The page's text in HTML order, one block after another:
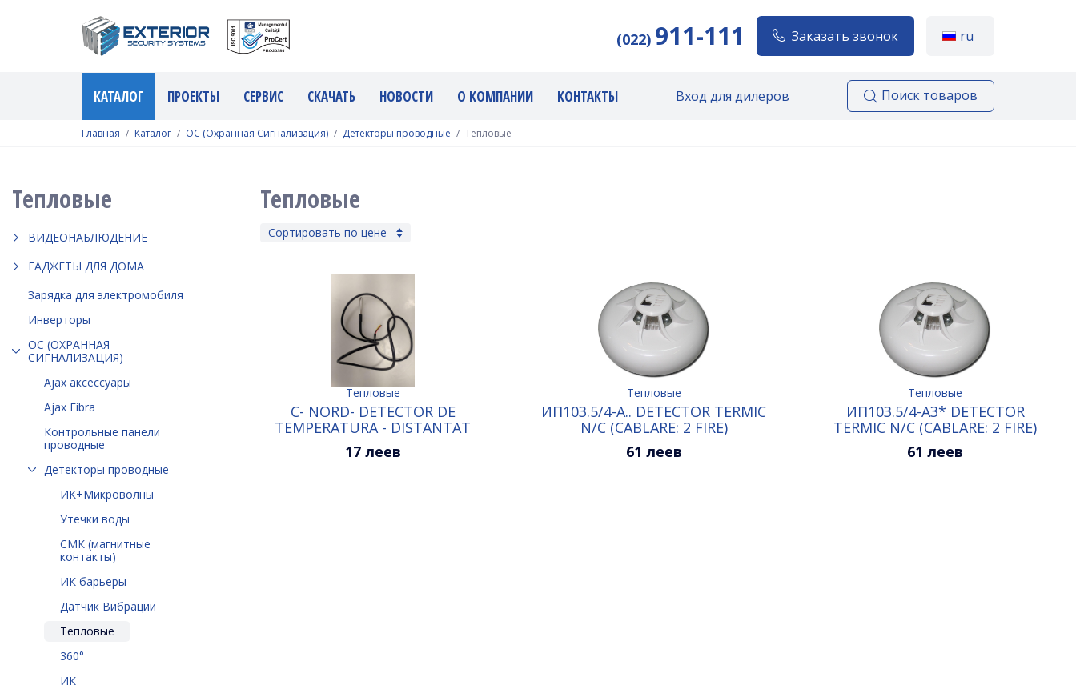
(022) 911-111 Заказать звонок ru
КАТАЛОГ ПРОЕКТЫ СЕРВИС СКАЧАТЬ НОВОСТИ О КОМПАНИИ КОНТАКТЫ Вход для дилеров Поиск товаров
Главная Каталог ОС (Охранная Сигнализация) Детекторы проводные Тепловые
Тепловые
ВИДЕОНАБЛЮДЕНИЕ
ГАДЖЕТЫ ДЛЯ ДОМА
Зарядка для электромобиля
Инверторы
ОС (ОХРАННАЯ
СИГНАЛИЗАЦИЯ)
Ajax аксессуары
Ajax Fibra
Контрольные панели
проводные
Детекторы проводные
ИК+Микроволны
Утечки воды
СМК (магнитные
контакты)
ИК барьеры
Датчик Вибрации
Тепловые
360°
ИК
Тепловые
Сортировать по цене
Тепловые
C- NORD- DETECTOR DE
TEMPERATURA - DISTANTAT
17 леев
Тепловые
ИП103.5/4-А.. DETECTOR TERMIC
N/C (CABLARE: 2 FIRE)
61 леев
Тепловые
ИП103.5/4-А3* DETECTOR
TERMIC N/C (CABLARE: 2 FIRE)
61 леев